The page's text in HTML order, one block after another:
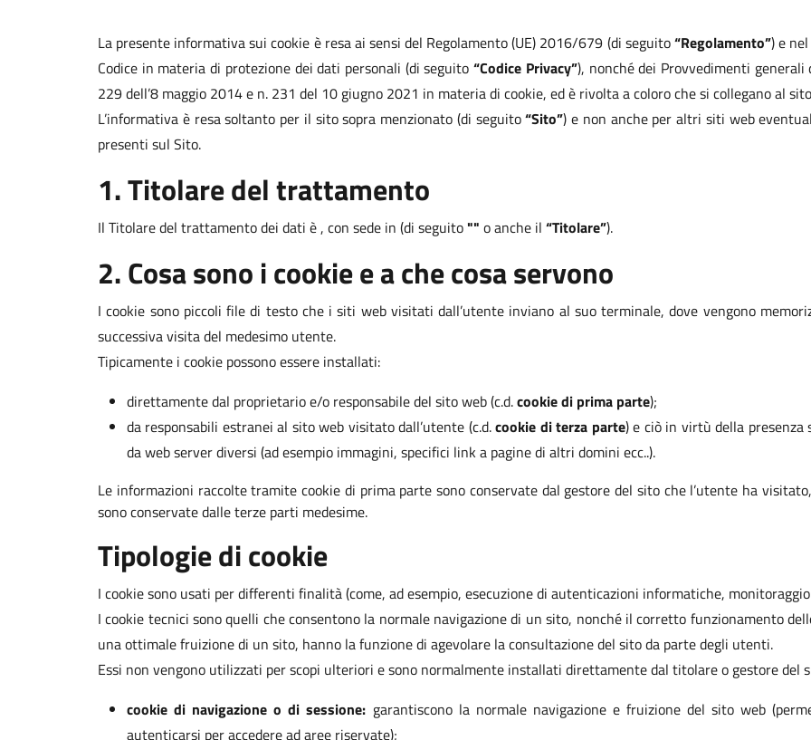
La presente informativa sui cookie è resa ai sensi del Regolamento (UE) 2016/679 (di seguito“Regolamento”) e
Codice in materia di protezione dei dati personali (di seguito“Codice Privacy”), nonché dei Provvedimenti
229 dell’8 maggio 2014 e n. 231 del 10 giugno 2021 in materia di cookie, ed è rivolta a coloro che si collegano al
L’informativa è resa soltanto per il sito sopra menzionato (di seguito“Sito”) e non anche per altri siti web
presenti sul Sito.
1. Titolare del trattamento
Il Titolare del trattamento dei dati è , con sede in (di seguito"" o anche il “Titolare”).
2. Cosa sono i cookie e a che cosa servono
I cookie sono piccoli file di testo che i siti web visitati dall’utente inviano al suo terminale, dove vengono
successiva visita del medesimo utente.
Tipicamente i cookie possono essere installati:
direttamente dal proprietario e/o responsabile del sito web (c.d.cookie di prima parte);
da responsabili estranei al sito web visitato dall’utente (c.d.cookie di terza parte) e ciò in virtù della
da web server diversi (ad esempio immagini, specifici link a pagine di altri domini ecc..).
Le informazioni raccolte tramite cookie di prima parte sono conservate dal gestore del sito che l’utente ha
sono conservate dalle terze parti medesime.
Tipologie di cookie
I cookie sono usati per differenti finalità (come, ad esempio, esecuzione di autenticazioni informatiche, monitoraggio
I cookie tecnici sono quelli che consentono la normale navigazione di un sito, nonché il corretto funzionamento
una ottimale fruizione di un sito, hanno la funzione di agevolare la consultazione del sito da parte degli utenti.
Essi non vengono utilizzati per scopi ulteriori e sono normalmente installati direttamente dal titolare o gestore del
cookie di navigazione o di sessione: garantiscono la normale navigazione e fruizione del sito web
autenticarsi per accedere ad aree riservate);